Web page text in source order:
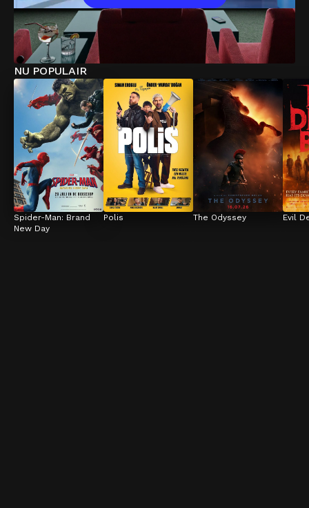
NU POPULAIR
Spider-Man: Brand
New Day
Polis The Odyssey Evil